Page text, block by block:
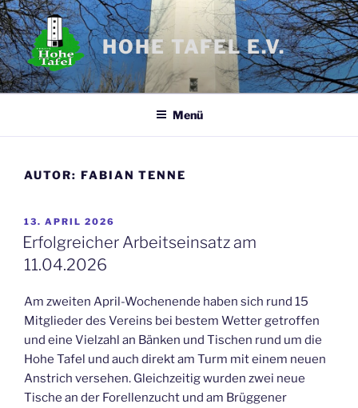
Zum
Inhalt
springen
HOHE TAFEL E.V.
Menü
AUTOR: FABIAN TENNE
VERÖFFENTLICHT
AM
13. APRIL 2026
Erfolgreicher Arbeitseinsatz am
11.04.2026
Am zweiten April-Wochenende haben sich rund 15
Mitglieder des Vereins bei bestem Wetter getroffen
und eine Vielzahl an Bänken und Tischen rund um die
Hohe Tafel und auch direkt am Turm mit einem neuen
Anstrich versehen. Gleichzeitig wurden zwei neue
Tische an der Forellenzucht und am Brüggener